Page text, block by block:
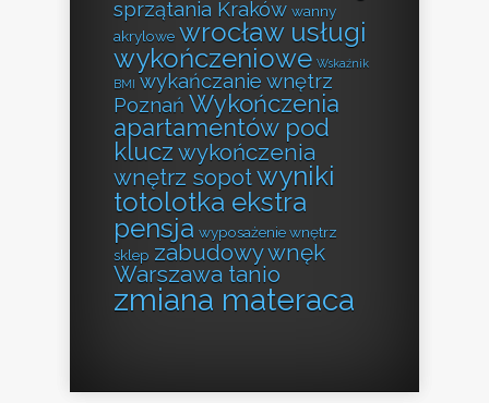
sprzątania Kraków wanny
akrylowe wrocław usługi
wykończeniowe Wskaźnik
BMI wykańczanie wnętrz
Poznań Wykończenia
apartamentów pod
klucz wykończenia
wnętrz sopotwyniki
totolotka ekstra
pensja wyposażenie wnętrz
sklep zabudowy wnęk
Warszawa tanio
zmiana materaca